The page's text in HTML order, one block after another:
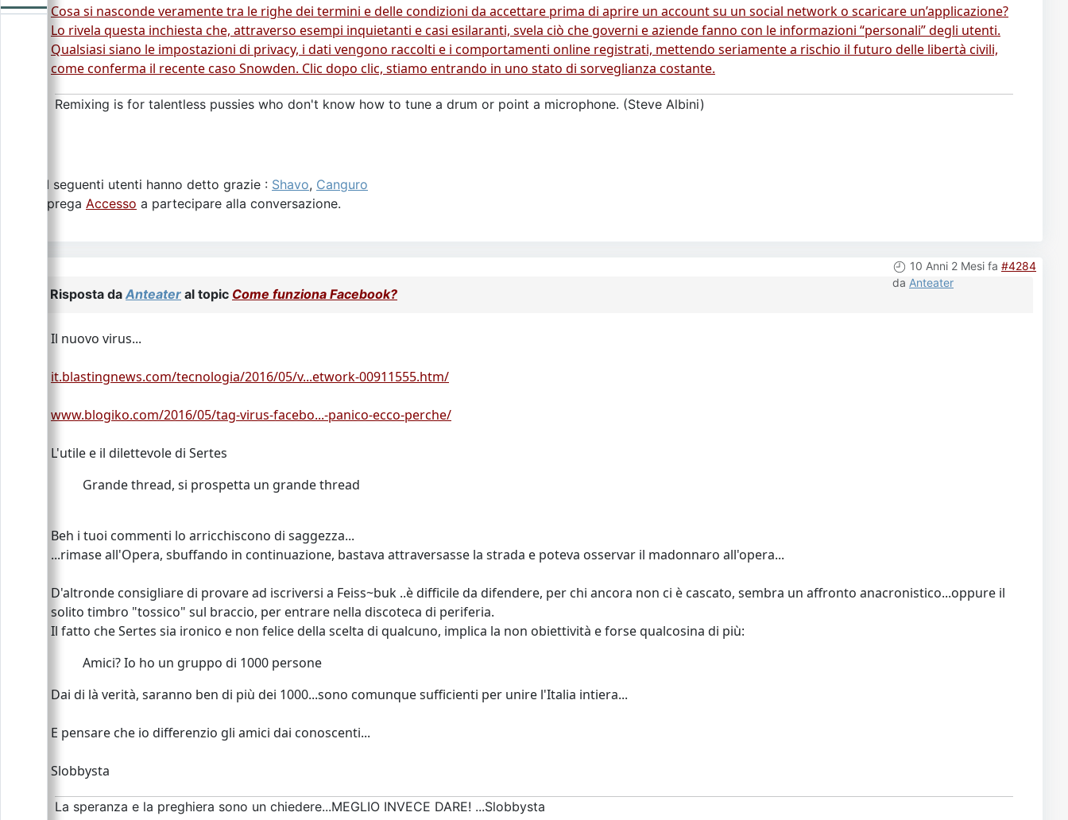
Cosa si nasconde veramente tra le righe dei termini e delle condizioni da accettare prima di aprire un account su un social network o scaricare un’applicazione?
Lo rivela questa inchiesta che, attraverso esempi inquietanti e casi esilaranti, svela ciò che governi e aziende fanno con le informazioni “personali” degli utenti.
Qualsiasi siano le impostazioni di privacy, i dati vengono raccolti e i comportamenti online registrati, mettendo seriamente a rischio il futuro delle libertà civili,
come conferma il recente caso Snowden. Clic dopo clic, stiamo entrando in uno stato di sorveglianza costante.
Remixing is for talentless pussies who don't know how to tune a drum or point a microphone. (Steve Albini)
I seguenti utenti hanno detto grazie : Shavo, Canguro
Si prega Accesso a partecipare alla conversazione.
10 Anni 2 Mesi fa #4284
da Anteater
Risposta da Anteater al topic Come funziona Facebook?
Il nuovo virus...
it.blastingnews.com/tecnologia/2016/05/v...etwork-00911555.htm/
www.blogiko.com/2016/05/tag-virus-facebo...-panico-ecco-perche/
L'utile e il dilettevole di Sertes
Grande thread, si prospetta un grande thread
Beh i tuoi commenti lo arricchiscono di saggezza...
...rimase all'Opera, sbuffando in continuazione, bastava attraversasse la strada e poteva osservar il madonnaro all'opera...
D'altronde consigliare di provare ad iscriversi a Feiss~buk ..è difficile da difendere, per chi ancora non ci è cascato, sembra un affronto anacronistico...oppure il
solito timbro "tossico" sul braccio, per entrare nella discoteca di periferia.
Il fatto che Sertes sia ironico e non felice della scelta di qualcuno, implica la non obiettività e forse qualcosina di più:
Amici? Io ho un gruppo di 1000 persone
Dai di là verità, saranno ben di più dei 1000...sono comunque sufficienti per unire l'Italia intiera...
E pensare che io differenzio gli amici dai conoscenti...
Slobbysta
La speranza e la preghiera sono un chiedere...MEGLIO INVECE DARE! ...Slobbysta